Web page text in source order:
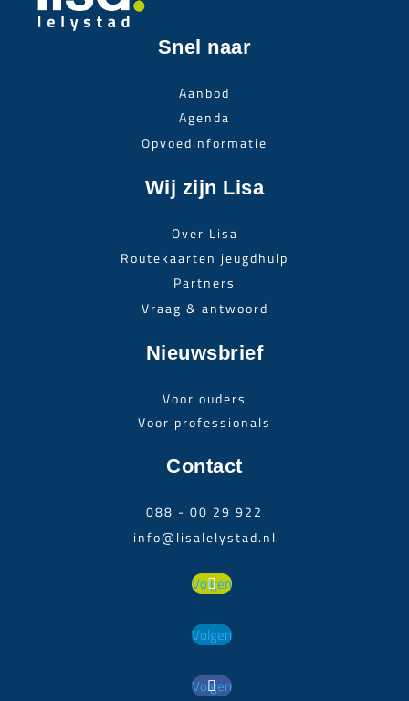
Snel naar
Aanbod
Agenda
Opvoedinformatie
Wij zijn Lisa
Over Lisa
Routekaarten jeugdhulp
Partners
Vraag & antwoord
Nieuwsbrief
Voor ouders
Voor professionals
Contact
088 - 00 29 922
info@lisalelystad.nl
Volgen
Volgen
Volgen